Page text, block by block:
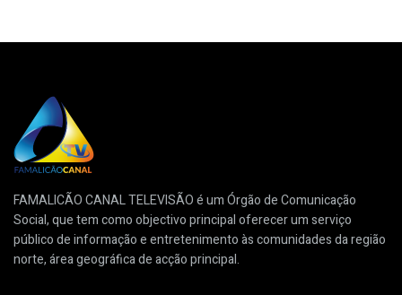
FAMALICÃO CANAL TELEVISÃO é um Órgão de Comunicação
Social, que tem como objectivo principal oferecer um serviço
público de informação e entretenimento às comunidades da região
norte, área geográfica de acção principal.